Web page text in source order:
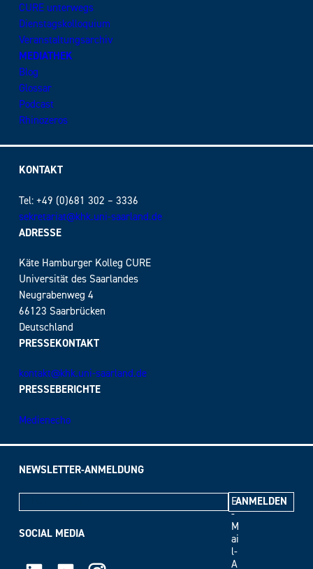
CURE unterwegs
Dienstagskolloquium
Veranstaltungsarchiv
MEDIATHEK
Blog
Glossar
Podcast
Rhinozeros
KONTAKT
Tel: +49 (0)681 302 – 3336
sekretariat@khk.uni-saarland.de
ADRESSE
Käte Hamburger Kolleg CURE
Universität des Saarlandes
Neugrabenweg 4
66123 Saarbrücken
Deutschland
PRESSEKONTAKT
kontakt@khk.uni-saarland.de
PRESSEBERICHTE
Medienecho
NEWSLETTER-ANMELDUNG
E
-
M
ai
l-
A
SOCIAL MEDIA